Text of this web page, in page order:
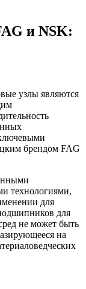
и NSK:
узлы являются
брендом FAG
технологиями,
для
для
не может быть
на